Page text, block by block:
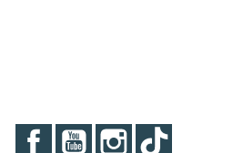
FacebookYouTubeInstagram